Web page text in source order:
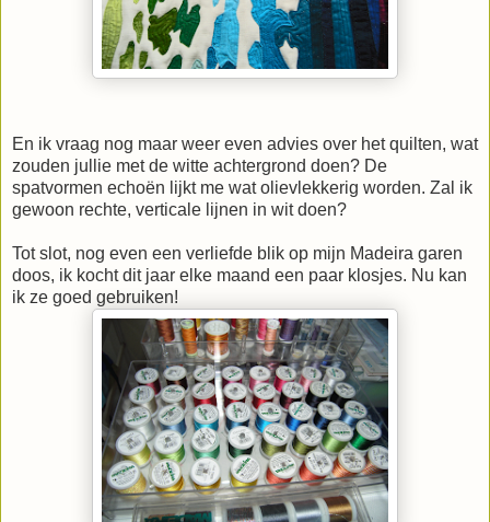
En ik vraag nog maar weer even advies over het quilten, wat
zouden jullie met de witte achtergrond doen? De
spatvormen echoën lijkt me wat olievlekkerig worden. Zal ik
gewoon rechte, verticale lijnen in wit doen?
Tot slot, nog even een verliefde blik op mijn Madeira garen
doos, ik kocht dit jaar elke maand een paar klosjes. Nu kan
ik ze goed gebruiken!